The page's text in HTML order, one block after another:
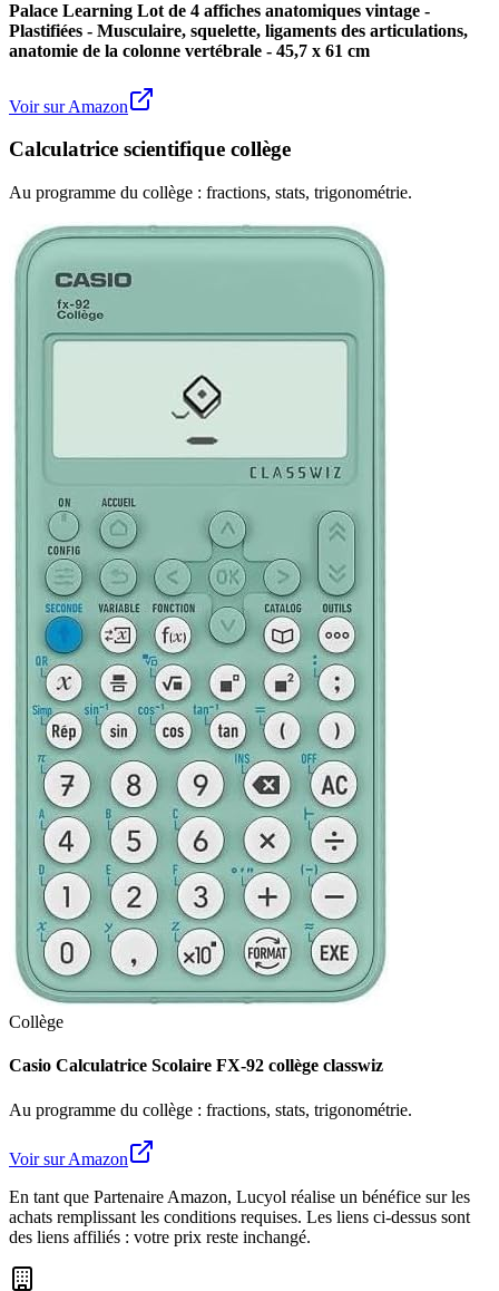
Palace Learning Lot de 4 affiches anatomiques vintage -
Plastifiées - Musculaire, squelette, ligaments des articulations,
anatomie de la colonne vertébrale - 45,7 x 61 cm
Voir sur Amazon
Calculatrice scientifique collège
Au programme du collège : fractions, stats, trigonométrie.
Collège
Casio Calculatrice Scolaire FX-92 collège classwiz
Au programme du collège : fractions, stats, trigonométrie.
Voir sur Amazon
En tant que Partenaire Amazon, Lucyol réalise un bénéfice sur les
achats remplissant les conditions requises. Les liens ci-dessus sont
des liens affiliés : votre prix reste inchangé.